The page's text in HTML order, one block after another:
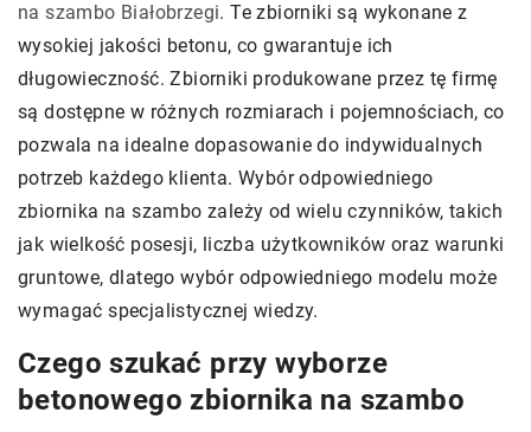
na szambo Białobrzegi. Te zbiorniki są wykonane z
wysokiej jakości betonu, co gwarantuje ich
długowieczność. Zbiorniki produkowane przez tę firmę
są dostępne w różnych rozmiarach i pojemnościach, co
pozwala na idealne dopasowanie do indywidualnych
potrzeb każdego klienta. Wybór odpowiedniego
zbiornika na szambo zależy od wielu czynników, takich
jak wielkość posesji, liczba użytkowników oraz warunki
gruntowe, dlatego wybór odpowiedniego modelu może
wymagać specjalistycznej wiedzy.
Czego szukać przy wyborze
betonowego zbiornika na szambo